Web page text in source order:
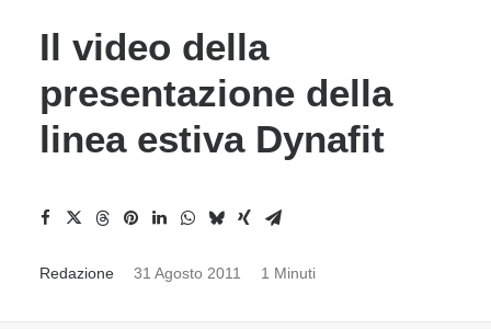
Il video della
presentazione della
linea estiva Dynafit
Redazione 31 Agosto 2011 1 Minuti